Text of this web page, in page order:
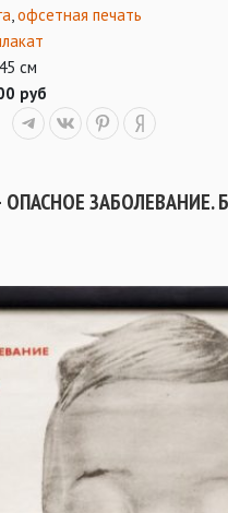
офсетная печать
см
руб
ЗАБОЛЕВАНИЕ.